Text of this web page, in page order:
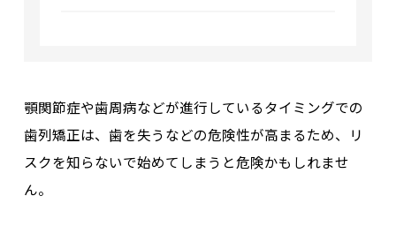
顎関節症や歯周病などが進行しているタイミングでの
歯列矯正は、歯を失うなどの危険性が高まるため、リ
スクを知らないで始めてしまうと危険かもしれませ
ん。